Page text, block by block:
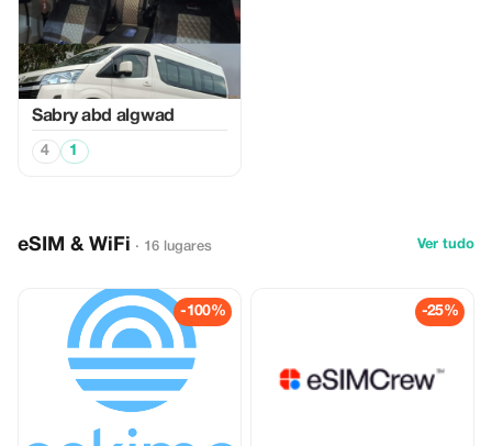
Sabry abd algwad
4 1
eSIM & WiFi · 16 lugares Ver tudo
-100% -25%